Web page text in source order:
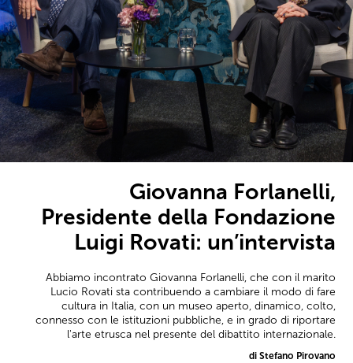
Giovanna Forlanelli,
Presidente della Fondazione
Luigi Rovati: un’intervista
Abbiamo incontrato Giovanna Forlanelli, che con il marito
Lucio Rovati sta contribuendo a cambiare il modo di fare
cultura in Italia, con un museo aperto, dinamico, colto,
connesso con le istituzioni pubbliche, e in grado di riportare
l'arte etrusca nel presente del dibattito internazionale.
di Stefano Pirovano